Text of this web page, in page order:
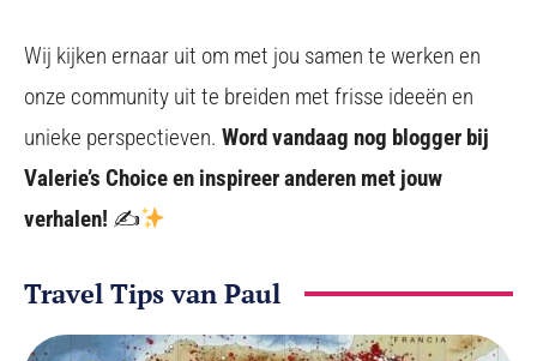
Wij kijken ernaar uit om met jou samen te werken en
onze community uit te breiden met frisse ideeën en
unieke perspectieven. Word vandaag nog blogger bij
Valerie’s Choice en inspireer anderen met jouw
verhalen! ✍
Travel Tips van Paul